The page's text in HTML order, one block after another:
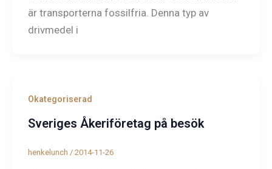
är transporterna fossilfria. Denna typ av
drivmedel i
Okategoriserad
Sveriges Åkeriföretag på besök
henkelunch / 2014-11-26